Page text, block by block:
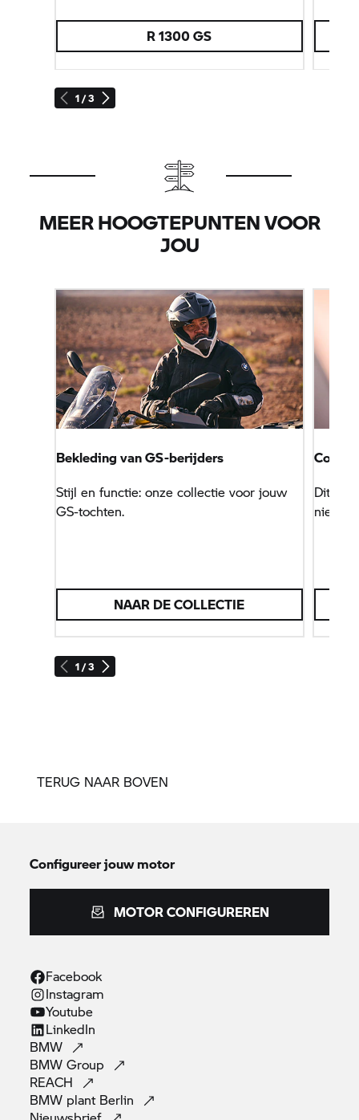
1 / 3
R 1300 GS
MEER HOOGTEPUNTEN VOOR
JOU
1 / 3
Bekleding van GS-berijders
Stijl en functie: onze collectie voor jouw
GS-tochten.
NAAR DE COLLECTIE
Dit
niet
TERUG NAAR BOVEN
Configureer jouw motor
MOTOR CONFIGUREREN
Facebook
Instagram
Youtube
LinkedIn
BMW
BMWGroup
REACH
BMW plant Berlin